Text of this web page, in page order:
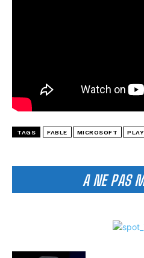
A NE PAS
TAGS FABLE MICROSOFT